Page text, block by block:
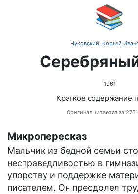
📚
Чуковский, Корней
1961
Краткое содержание
Оригинал читается за 275
Микропересказ
Мальчик из бедной семьи
несправедливостью в
упорству и поддержке
писателем. Он преодолел